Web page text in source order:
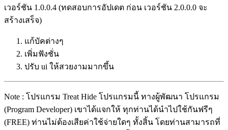
เวอร์ชัน 1.0.0.4 (ทดสอบการอัปเดต ก่อน เวอร์ชัน 2.0.0.0 จะ
สร้างเสร็จ)
แก้บัคต่างๆ
เพิ่มฟังชั่น
ปรับ ui ให้สวยงามมากขึ้น
Note : โปรแกรม Treat Hide โปรแกรมนี้ ทางผู้พัฒนา โปรแกรม
(Program Developer) เขาได้แจกให้ ทุกท่านได้นำไปใช้กันฟรีๆ
(FREE) ท่านไม่ต้องเสียค่าใช้จ่ายใดๆ ทั้งสิ้น โดยท่านสามารถที่